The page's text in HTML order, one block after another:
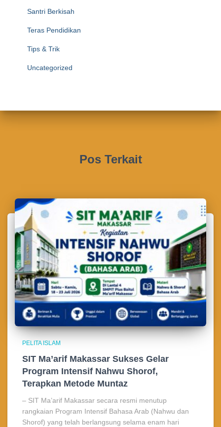
Santri Berkisah
Teras Pendidikan
Tips & Trik
Uncategorized
Pos Terkait
PELITA ISLAM
SIT Ma’arif Makassar Sukses Gelar
Program Intensif Nahwu Shorof,
Terapkan Metode Muntaz
– SIT Ma’arif Makassar secara resmi menutup
rangkaian Program Intensif Bahasa Arab (Nahwu dan
Shorof) yang telah berlangsung selama enam hari